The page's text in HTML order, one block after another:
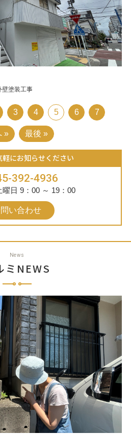
塗装工事
3 4 5 6 7
» 最後 »
軽にお知らせください
392-4936
曜日 9：00 ～ 19：00
い合わせ
News
ミNEWS